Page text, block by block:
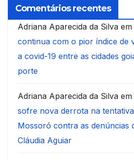
Comentários recentes
Adriana Aparecida da Silva em
continua com o pior índice de
a covid-19 entre as cidades
porte
Adriana Aparecida da Silva em
sofre nova derrota na
Mossoró contra as denúncias
Cláudia Aguiar